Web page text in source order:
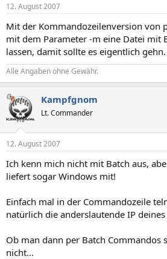
12. August 2007
Mit der Kommandozeilenversion von
mit dem Parameter -m eine Datei mit
lassen, damit sollte es eigentlich gehn.
Alle Angaben ohne Gewähr.
Kampfgnom
Lt. Commander
12. August 2007
Ich kenn mich nicht mit Batch aus,
liefert sogar Windows mit!
Einfach mal in der Commandozeile
natürlich die anderslautende IP
Ob man dann per Batch Commandos
nicht...